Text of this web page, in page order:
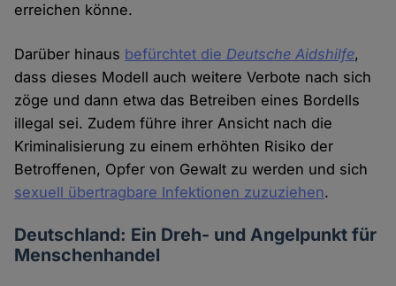
erreichen könne.
Darüber hinaus befürchtet die Deutsche Aidshilfe,
dass dieses Modell auch weitere Verbote nach sich
zöge und dann etwa das Betreiben eines Bordells
illegal sei. Zudem führe ihrer Ansicht nach die
Kriminalisierung zu einem erhöhten Risiko der
Betroffenen, Opfer von Gewalt zu werden und sich
sexuell übertragbare Infektionen zuzuziehen.
Deutschland: Ein Dreh- und Angelpunkt für
Menschenhandel